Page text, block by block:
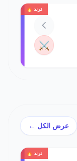
ترند 🔥
⚔️
عرض الكل ←
ترند 🔥